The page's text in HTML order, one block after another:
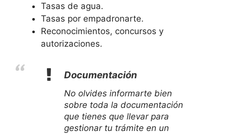
Tasas de agua.
Tasas por empadronarte.
Reconocimientos, concursos y
autorizaciones.
Documentación
No olvides informarte bien
sobre toda la documentación
que tienes que llevar para
gestionar tu trámite en un